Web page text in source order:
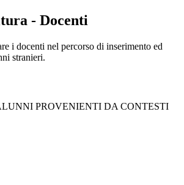
- Docenti
i docenti nel percorso di inserimento ed
stranieri.
PROVENIENTI DA CONTESTI